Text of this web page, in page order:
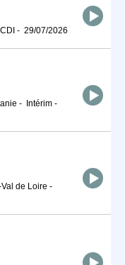
CDI - 29/07/2026
- Intérim -
de Loire -